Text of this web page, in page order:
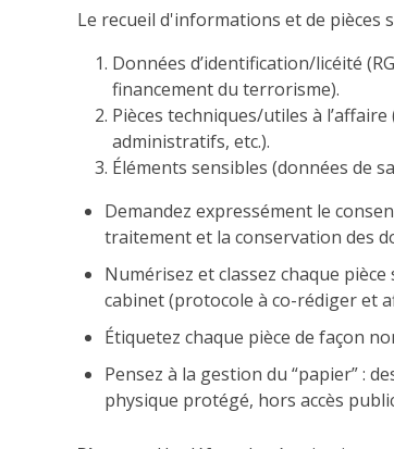
Le recueil d'informations et de pièces
Données d’identification/licéité
financement du terrorisme).
Pièces techniques/utiles à
administratifs, etc.).
Éléments sensibles (données de
Demandez expressément le
traitement et la conservation des
Numérisez et classez chaque
cabinet (protocole à co-rédiger et
Étiquetez chaque pièce de façon
Pensez à la gestion du “papier” :
physique protégé, hors accès